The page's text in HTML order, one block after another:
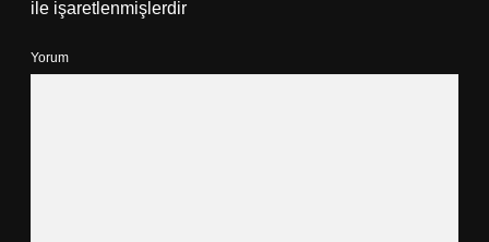
ile işaretlenmişlerdir
Yorum